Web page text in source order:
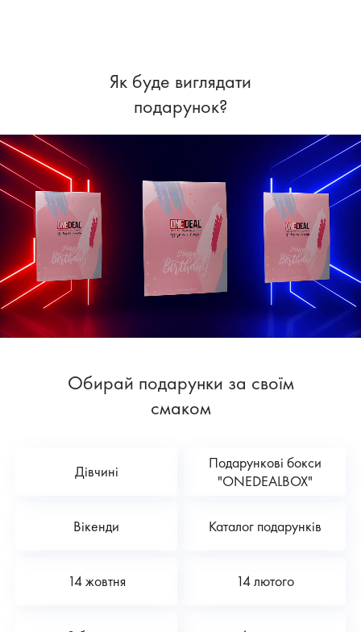
Як буде виглядати
подарунок?
Обирай подарунки за своїм
смаком
Дівчині
Подарункові бокси
"ONEDEALBOX"
Вікенди Каталог подарунків
14 жовтня 14 лютого